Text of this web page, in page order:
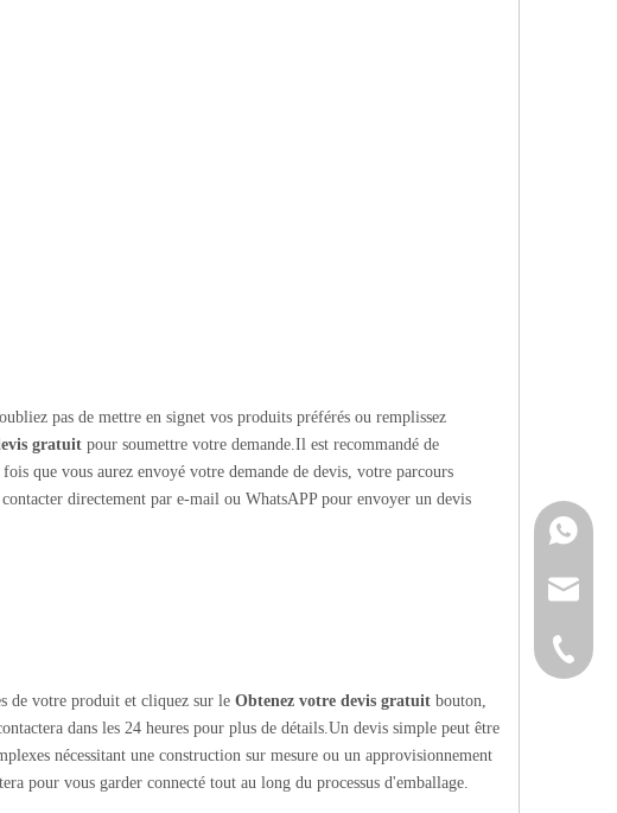
pas de mettre en signet vos produits préférés ou remplissez
gratuit pour soumettre votre demande.Il est recommandé de
que vous aurez envoyé votre demande de devis, votre parcours
directement par e-mail ou WhatsAPP pour envoyer un devis
de votre produit et cliquez sur leObtenez votre devis gratuit bouton,
dans les 24 heures pour plus de détails.Un devis simple peut être
nécessitant une construction sur mesure ou un approvisionnement
pour vous garder connecté tout au long du processus d'emballage.
+86-